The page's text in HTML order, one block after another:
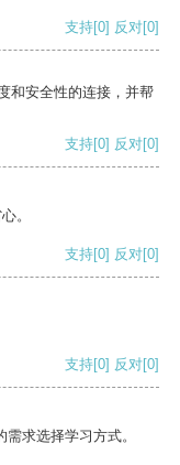
支持[0] 反对[0]
和安全性的连接，并帮
支持[0] 反对[0]
。
支持[0] 反对[0]
支持[0] 反对[0]
求选择学习方式。